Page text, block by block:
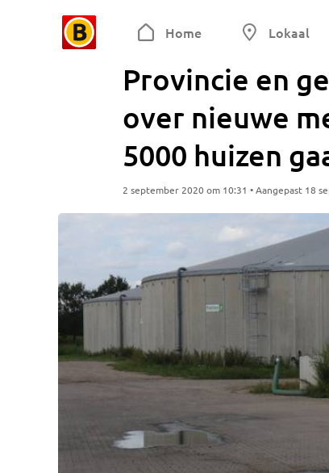
Home Lokaal
Provincie en
over nieuwe
5000 huizen
2 september 2020 om 10:31 • Aangepast 18